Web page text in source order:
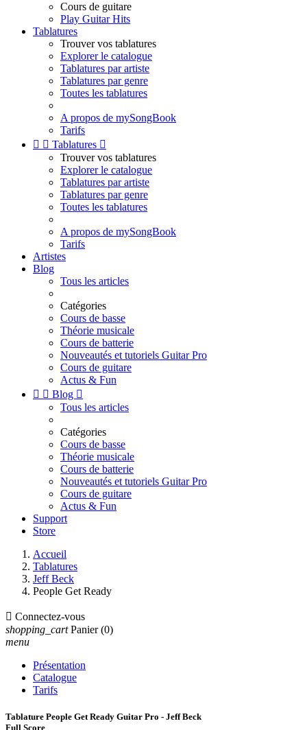
Cours de guitare
Play Guitar Hits
Tablatures
Trouver vos tablatures
Explorer le catalogue
Tablatures par artiste
Tablatures par genre
Toutes les tablatures
A propos de mySongBook
Tarifs
  Tablatures 
Trouver vos tablatures
Explorer le catalogue
Tablatures par artiste
Tablatures par genre
Toutes les tablatures
A propos de mySongBook
Tarifs
Artistes
Blog
Tous les articles
Catégories
Cours de basse
Théorie musicale
Cours de batterie
Nouveautés et tutoriels Guitar Pro
Cours de guitare
Actus & Fun
  Blog 
Tous les articles
Catégories
Cours de basse
Théorie musicale
Cours de batterie
Nouveautés et tutoriels Guitar Pro
Cours de guitare
Actus & Fun
Support
Store
Accueil
Tablatures
Jeff Beck
People Get Ready
 Connectez-vous
shopping_cart Panier (0)
menu
Présentation
Catalogue
Tarifs
Tablature People Get Ready Guitar Pro - Jeff Beck
Full Score